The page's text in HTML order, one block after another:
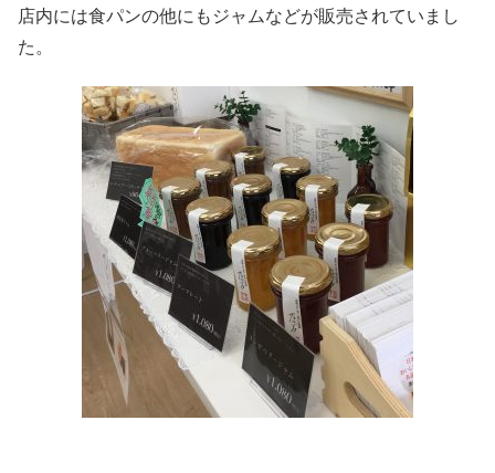
店内には食パンの他にもジャムなどが販売されていまし
た。